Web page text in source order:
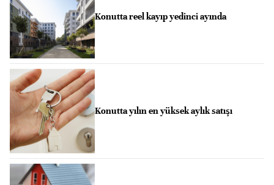
Konutta reel kayıp yedinci ayında
Konutta yılın en yüksek aylık satışı